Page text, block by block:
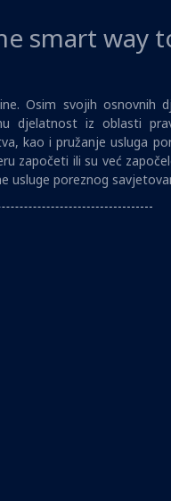
smart way
Osim svojih osnovnih
djelatnost iz oblasti
kao i pružanje usluga
započeti ili su već
usluge poreznog